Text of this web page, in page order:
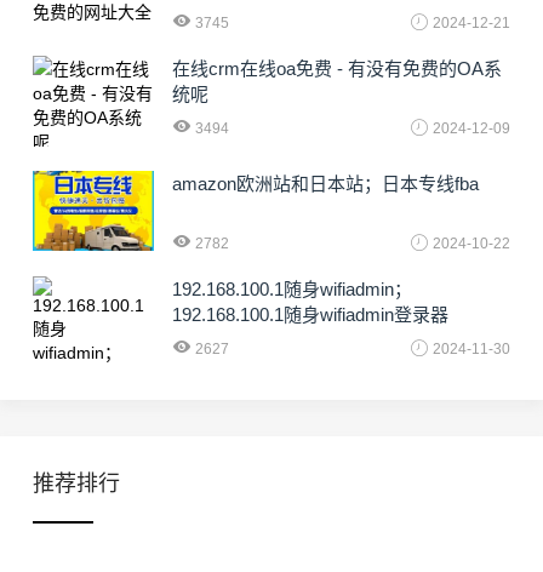
3745 2024-12-21
在线crm在线oa免费 - 有没有免费的OA系
统呢
3494 2024-12-09
amazon欧洲站和日本站；日本专线fba
2782 2024-10-22
192.168.100.1随身wifiadmin；
192.168.100.1随身wifiadmin登录器
2627 2024-11-30
推荐排行